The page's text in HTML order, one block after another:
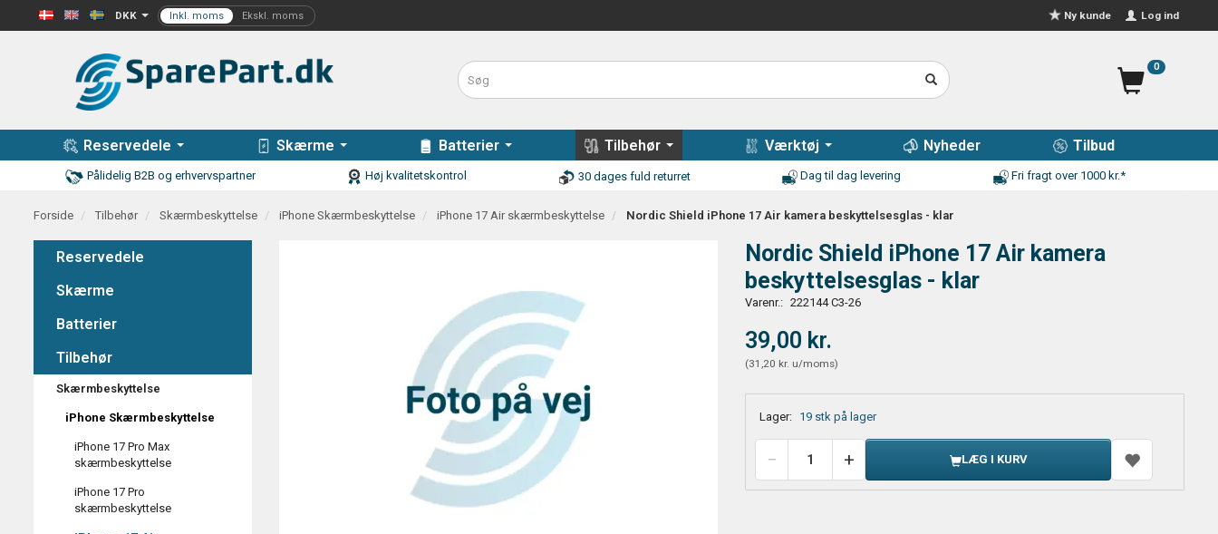
DKK Log ind
Ny kunde
0
Reservedele Skærme Batterier Tilbehør Værktøj Nyheder Tilbud
Pålidelig B2B og erhvervspartner Høj kvalitetskontrol 30 dages fuld returret Dag til dag levering Fri fragt over 1000 kr.*
Forside Tilbehør Skærmbeskyttelse iPhone Skærmbeskyttelse iPhone 17 Air skærmbeskyttelse Nordic Shield iPhone 17 Air kamera beskyttelsesglas - klar
Reservedele
Skærme
Batterier
Tilbehør
Skærmbeskyttelse
iPhone Skærmbeskyttelse
iPhone 17 Pro Max
skærmbeskyttelse
iPhone 17 Pro
skærmbeskyttelse
Nordic Shield iPhone 17 Air kamera
beskyttelsesglas - klar
Varenr.: 222144 C3-26
39,00 kr.
(31,20 kr. u/moms)
Lager: 19 stk på lager
LÆG I KURV